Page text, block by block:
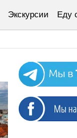
Экскурсии Еду